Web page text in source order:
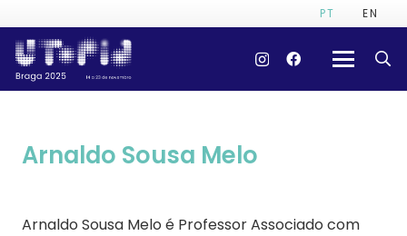
PT EN
Arnaldo Sousa Melo
Arnaldo Sousa Melo é Professor Associado com